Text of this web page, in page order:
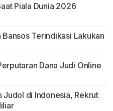
Piala Dunia 2026
Terindikasi Lakukan
Dana Judi Online
Judol di Indonesia, Rekrut